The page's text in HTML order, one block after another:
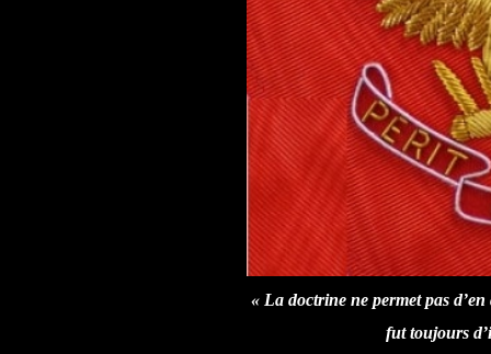
« La doctrine ne permet pas
fut toujours